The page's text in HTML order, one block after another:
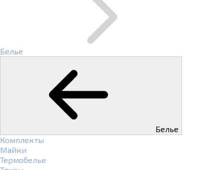
Белье
Белье
Комплекты
Майки
Термобелье